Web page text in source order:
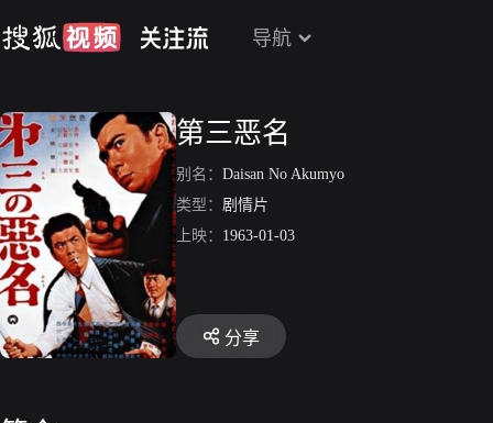
导航
第三恶名
别名： Daisan No Akumyo
类型： 剧情片
上映： 1963-01-03
分享